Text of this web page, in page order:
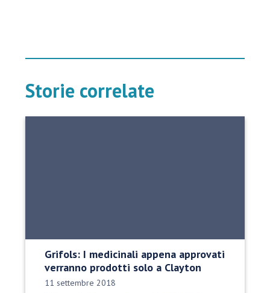
Storie correlate
Grifols: I medicinali appena approvati
verranno prodotti solo a Clayton
Data di pubblicazione:
11 settembre 2018